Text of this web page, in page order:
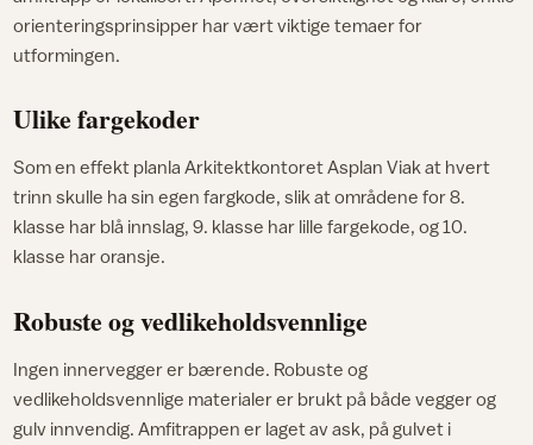
orienteringsprinsipper har vært viktige temaer for
utformingen.
Ulike fargekoder
Som en effekt planla Arkitektkontoret Asplan Viak at hvert
trinn skulle ha sin egen fargkode, slik at områdene for 8.
klasse har blå innslag, 9. klasse har lille fargekode, og 10.
klasse har oransje.
Robuste og vedlikeholdsvennlige
Ingen innervegger er bærende. Robuste og
vedlikeholdsvennlige materialer er brukt på både vegger og
gulv innvendig. Amfitrappen er laget av ask, på gulvet i